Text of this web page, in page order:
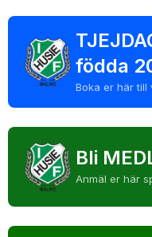
SHOPEN
MEDLEMSRABATTER
DOMARE
NYHETER
födda
Boka er här till
Bli
Anmäl er här